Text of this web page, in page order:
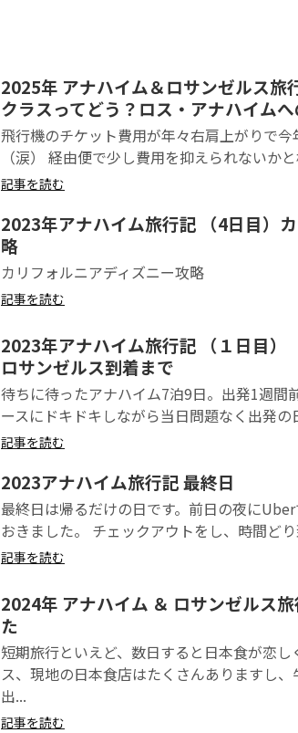
2025年 アナハイム＆ロサンゼルス
クラスってどう？ロス・アナハイム
飛行機のチケット費用が年々右肩上がりで
（涙） 経由便で少し費用を抑えられないか
記事を読む
2023年アナハイム旅行記 （4日目）
略
カリフォルニアディズニー攻略
記事を読む
2023年アナハイム旅行記 （
ロサンゼルス到着まで
待ちに待ったアナハイム7泊9日。出発1週間
ースにドキドキしながら当日問題なく出発の
記事を読む
2023アナハイム旅行記 最終日
最終日は帰るだけの日です。前日の夜に
おきました。 チェックアウトをし、時間ど
記事を読む
2024年 アナハイム ＆ ロサンゼルス
た
短期旅行といえど、数日すると日本食が恋
ス、現地の日本食店はたくさんありますし
出...
記事を読む